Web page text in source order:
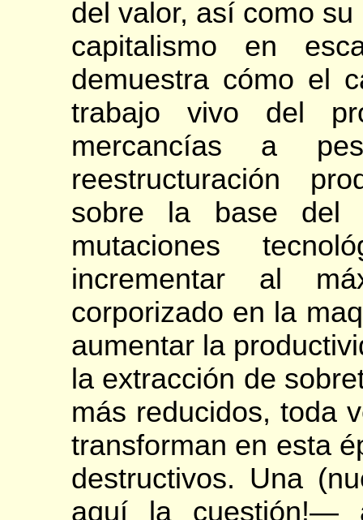
del valor, así como
capitalismo en
demuestra cómo el
trabajo vivo del
mercancías a
reestructuración
sobre la base del
mutaciones
incrementar al
corporizado en la
aumentar la
la extracción de
más reducidos, toda
transforman en esta
destructivos. Una
aquí la cuestión!—